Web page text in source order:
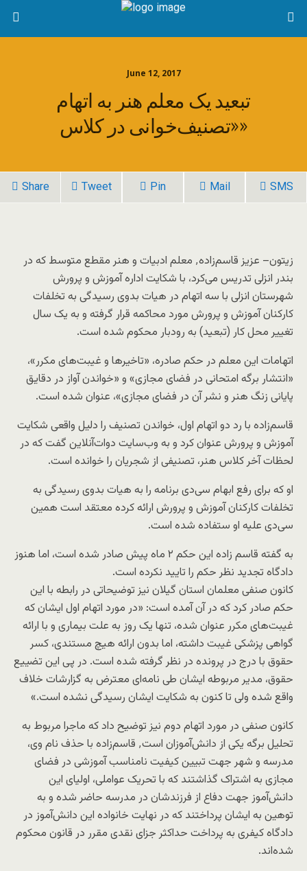
June 12, 2017
تبعید یک معلم هنر به اتهام
«تصنیف‌خوانی در کلاس»
Share Tweet Pin Mail SMS
زیتون– عزیز قاسم‌زاده٬ معلم ادبیات و هنر مقطع متوسط که در
بندر انزلی تدریس می‌کرد، با شکایت اداره آموزش و پرورش
شهرستان انزلی با سه اتهام در هیات بدوی رسیدگی به تخلفات
کارکنان آموزش و پرورش مورد محاکمه قرار گرفته و به یک سال
تغییر محل کار (تبعید) به رودبار محکوم شده است.
اتهامات این معلم در حکم صادره، «تاخیرها و غیبت‌های مکرر»،
«انتشار برگه امتحانی در فضای مجازی» و «خواندن آواز در دقایق
پایانی زنگ هنر و نشر آن در فضای مجازی»، عنوان شده است.
قاسم‌زاده با رد دو اتهام اول، خواندن تصنیف را دلیل واقعی شکایت
آموزش و پرورش عنوان کرد و به وب‌سایت دوات‌آنلاین گفت که در
لحظات آخر کلاس هنر، تصنیفی از شجریان را خوانده است.
او که برای رفع ابهام سی‌دی برنامه را به هیات بدوی رسیدگی به
تخلفات کارکنان آموزش و پرورش ارائه کرده معتقد است همین
سی‌دی علیه او ستفاده شده است.
به گفته قاسم زاده این حکم ۲ ماه پیش صادر شده است، اما هنوز
دادگاه تجدید نظر حکم را تایید نکرده است.
کانون صنفی معلمان استان گیلان نیز توضیحاتی در رابطه با این
حکم صادر کرد که در آن آمده است: «در مورد اتهام اول ایشان که
غیبت‌های مکرر عنوان شده، تنها یک روز به علت بیماری و با ارائه
گواهی پزشکی غیبت داشته، اما بدون ارائه هیچ مستندی، کسر
حقوق با درج در پرونده در نظر گرفته شده است. در پی این تضییع
حقوق، مدیر مربوطه ایشان طی نامه‌ای معترض به گزارشات خلاف
واقع شده ولی تا کنون به شکایت ایشان رسیدگی نشده است.»
کانون صنفی در مورد اتهام دوم نیز توضیح داد که ماجرا مربوط به
تحلیل برگه یکی از دانش‌آموزان است٬ قاسم‌زاده با حذف نام وی،
مدرسه و شهر جهت تبیین کیفیت نامناسب آموزشی در فضای
مجازی به اشتراک گذاشتند که با تحریک عواملی، اولیای این
دانش‌آموز جهت دفاع از فرزندشان در مدرسه حاضر شده و به
توهین به ایشان پرداختند که در نهایت خانواده این دانش‌آموز در
دادگاه کیفری به پرداخت حداکثر جزای نقدی مقرر در قانون محکوم
شده‌اند.